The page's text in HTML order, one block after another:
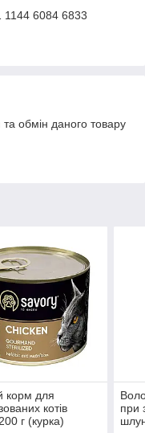
1144 6084 6833
обмін даного товару
корм для
котів
г (курка)
при